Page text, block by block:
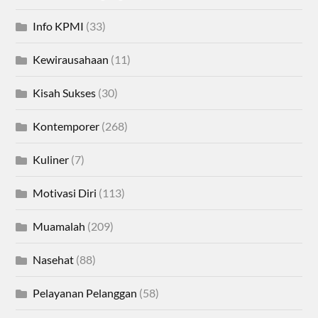
Info KPMI (33)
Kewirausahaan (11)
Kisah Sukses (30)
Kontemporer (268)
Kuliner (7)
Motivasi Diri (113)
Muamalah (209)
Nasehat (88)
Pelayanan Pelanggan (58)